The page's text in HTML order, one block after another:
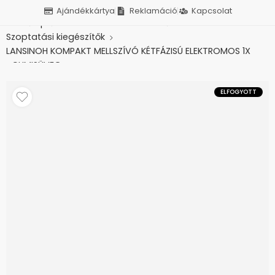
Ajándékkártya Reklamáció Kapcsolat
Kezdőlap
Szoptatási kiegészítők
LANSINOH KOMPAKT MELLSZÍVÓ KÉTFÁZISÚ ELEKTROMOS 1X
+CUMISÜVEG
ELFOGYOTT